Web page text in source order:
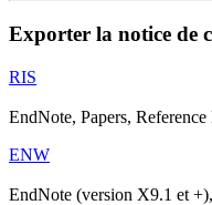
Exporter la notice de
RIS
EndNote, Papers,
ENW
EndNote (version X9.1 et